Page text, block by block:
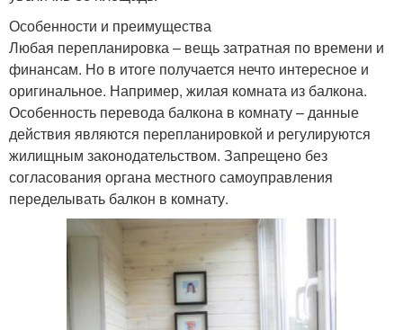
Особенности и преимущества
Любая перепланировка – вещь затратная по времени и
финансам. Но в итоге получается нечто интересное и
оригинальное. Например, жилая комната из балкона.
Особенность перевода балкона в комнату – данные
действия являются перепланировкой и регулируются
жилищным законодательством. Запрещено без
согласования органа местного самоуправления
переделывать балкон в комнату.